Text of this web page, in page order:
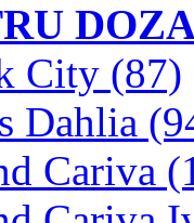
City (87)
Dahlia
Cariva